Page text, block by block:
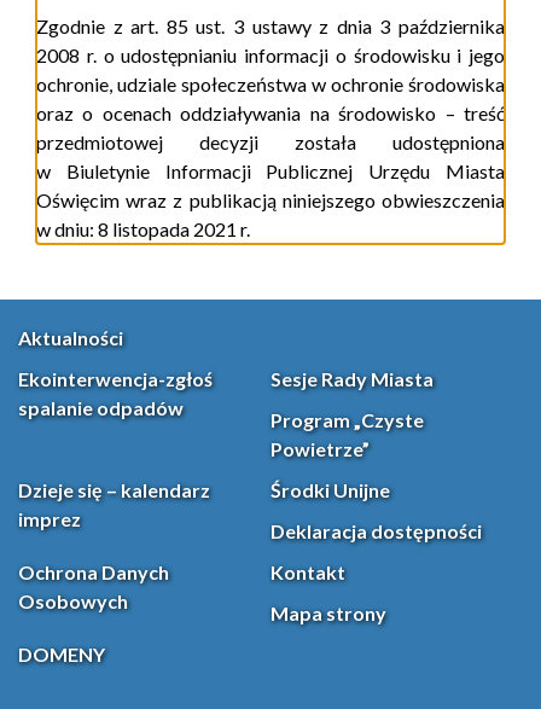
Zgodnie z art. 85 ust. 3 ustawy z dnia 3 października
2008 r. o udostępnianiu informacji o środowisku i jego
ochronie, udziale społeczeństwa w ochronie środowiska
oraz o ocenach oddziaływania na środowisko – treść
przedmiotowej decyzji została udostępniona
w Biuletynie Informacji Publicznej Urzędu Miasta
Oświęcim wraz z publikacją niniejszego obwieszczenia
w dniu: 8 listopada 2021 r.
Aktualności
Ekointerwencja-zgłoś
spalanie odpadów
Sesje Rady Miasta
Program „Czyste
Powietrze”
Dzieje się – kalendarz
imprez
Środki Unijne
Deklaracja dostępności
Ochrona Danych
Osobowych
Kontakt
Mapa strony
DOMENY